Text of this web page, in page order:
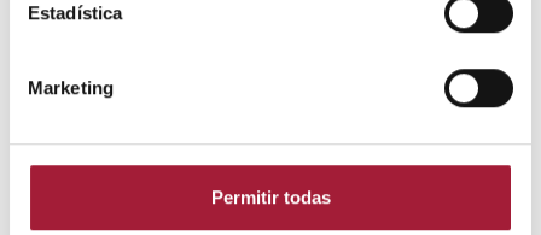
Estadística
Marketing
Permitir todas
coadyuvantes.
En los casos de psoriasis y una descamación del cuero
cabelludo severa pueden prescribirse tratamientos
a calmar el prurito y prevenir el rascado.